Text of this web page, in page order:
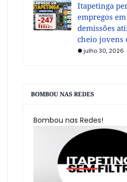
Itapetinga
empregos
demissões
cheio jovens
julho 30, 2026
BOMBOU NAS REDES
Bombou nas Redes!